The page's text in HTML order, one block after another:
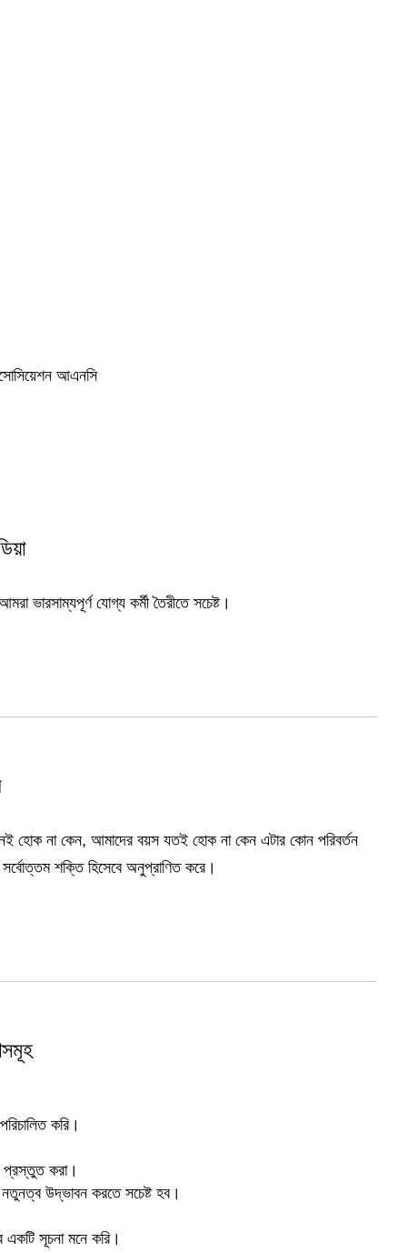
আএনসি
ভারসাম্যপূর্ণ যোগ্য কর্মী তৈরীতে সচেষ্ট।
হোক না কেন, আমাদের বয়স যতই হোক না কেন এটার কোন পরিবর্তন
শক্তি হিসেবে অনুপ্রাণিত করে।
করি।
প্রস্তুত করা।
উদ্ভাবন করতে সচেষ্ট হব।
সূচনা মনে করি।